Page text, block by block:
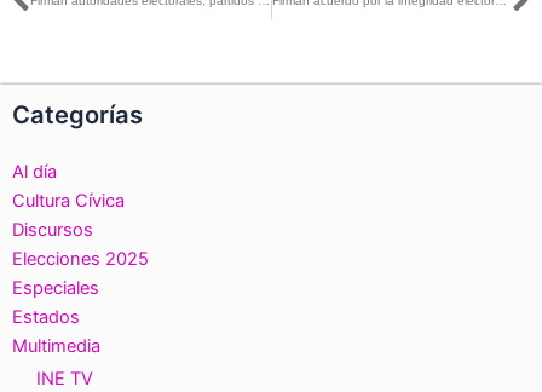
Ant
Categorías
Al día
Cultura Cívica
Discursos
Elecciones 2025
Especiales
Estados
Multimedia
INE TV